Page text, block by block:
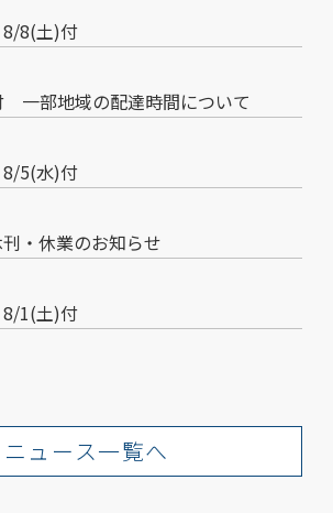
8/8(土)付
一部地域の配達時間について
8/5(水)付
刊・休業のお知らせ
8/1(土)付
ニュース一覧へ